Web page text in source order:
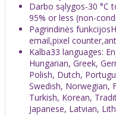
Darbo sąlygos-30 °C
95% or less (non-
Pagrindinės funkcijos
email,pixel
Kalba33 languages:
Hungarian, Greek,
Polish, Dutch,
Swedish, Norwegian,
Turkish, Korean,
Japanese, Latvian,